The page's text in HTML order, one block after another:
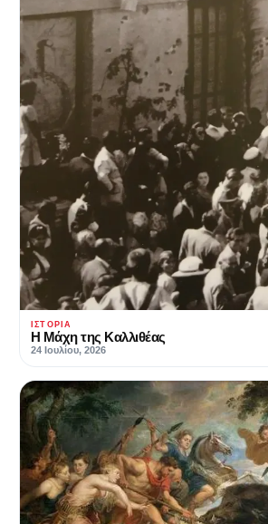
ΙΣΤΟΡΊΑ
Η Μάχη της Καλλιθέας
24 Ιουλίου, 2026